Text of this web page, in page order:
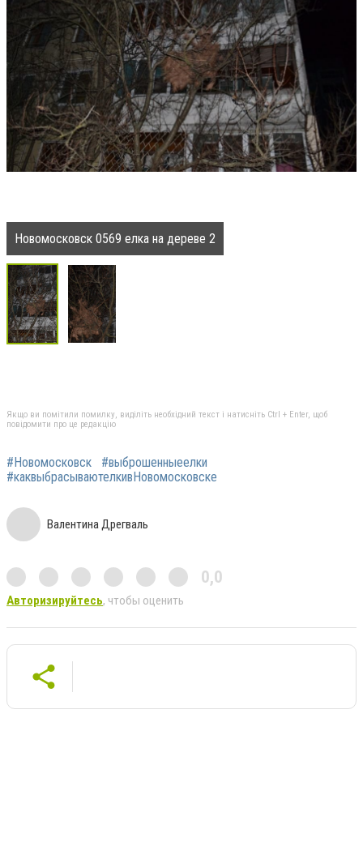
Новомосковск 0569 елка на дереве 2
Якщо ви помітили помилку, виділіть необхідний текст і натисніть Ctrl + Enter, щоб
повідомити про це редакцію
#Новомосковск
#выброшенныеелки
#каквыбрасываютелкивНовомосковске
Валентина Дрегваль
0,0
Авторизируйтесь, чтобы оценить